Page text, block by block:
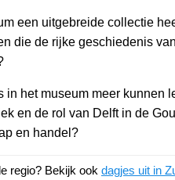
een uitgebreide collectie
die de rijke geschiedenis
in het museum meer kunnen
en de rol van Delft in de
en handel?
regio? Bekijk ook dagjes uit in